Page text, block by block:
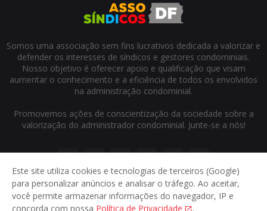
Somos uma associação sem fins lucrativos dedicada a valorizar e
defender os interesses de síndicos e gestores condominiais.
Nosso objetivo é oferecer apoio e qualificação que visam
aumentar o conhecimento e a eficiência de todos os envolvidos
na administração condominial.
Promovemos ações de conscientização da sociedade sobre a
valorização do administrador condominial. Junte-se a nós!
Este site utiliza cookies e tecnologias de terceiros (Google)
para personalizar anúncios e analisar o tráfego. Ao aceitar,
você permite armazenar informações do navegador, IP e
concorda com nossa Política de Privacidade .